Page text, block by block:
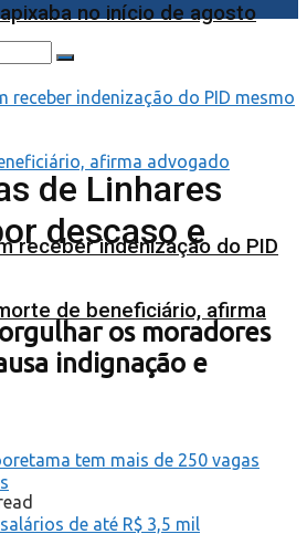
no início de agosto
receber indenização do PID
de beneficiário, afirma
de Linhares
descaso e
os moradores
indignação e